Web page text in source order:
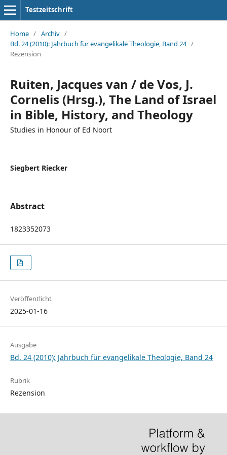
Testzeitschrift
Home / Archiv /
Bd. 24 (2010): Jahrbuch für evangelikale Theologie, Band 24 /
Rezension
Ruiten, Jacques van / de Vos, J.
Cornelis (Hrsg.), The Land of Israel
in Bible, History, and Theology
Studies in Honour of Ed Noort
Siegbert Riecker
Abstract
1823352073
Veröffentlicht
2025-01-16
Ausgabe
Bd. 24 (2010): Jahrbuch für evangelikale Theologie, Band 24
Rubrik
Rezension